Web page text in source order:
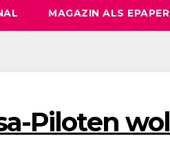
MAGAZIN ALS EPAPER
Piloten